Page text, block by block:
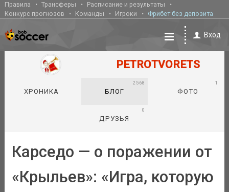
Правила Трансферы
Расписание и результаты
Конкурс прогнозов
Команды Игроки Фрибет без депозита
Вход
PETROTVORETS
ХРОНИКА БЛОГ
2568
ФОТО
1
ДРУЗЬЯ
0
Карседо — о поражении от
«Крыльев»: «Игра, которую